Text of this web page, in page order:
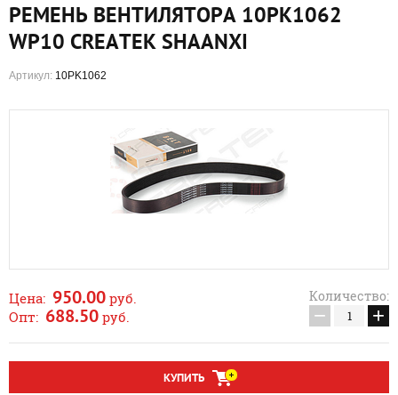
РЕМЕНЬ ВЕНТИЛЯТОРА 10РК1062
WP10 CREATEK SHAANXI
Артикул: 10PK1062
Цена: 950.00 руб.
Опт: 688.50 руб.
Количество:
− +
КУПИТЬ